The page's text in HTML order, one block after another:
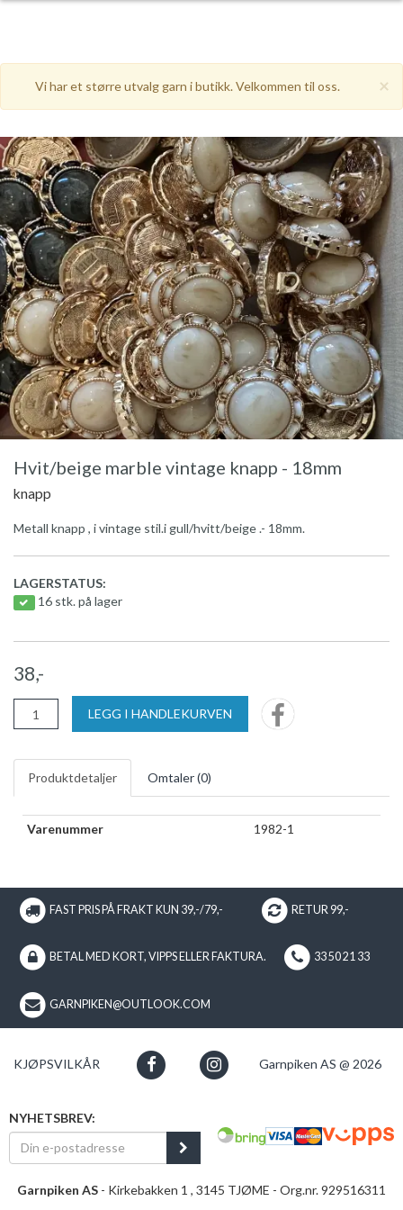
×
Vi har et større utvalg garn i butikk. Velkommen til oss.
Hvit/beige marble vintage knapp - 18mm
knapp
Metall knapp , i vintage stil.i gull/hvitt/beige .- 18mm.
LAGERSTATUS:
16 stk. på lager
38,-
LEGG I HANDLEKURVEN
Produktdetaljer Omtaler (0)
Varenummer 1982-1
FAST PRIS PÅ FRAKT KUN 39,-/79,- RETUR 99,-
BETAL MED KORT, VIPPS ELLER FAKTURA. 33 50 21 33
GARNPIKEN@OUTLOOK.COM
KJØPSVILKÅR Garnpiken AS @ 2026
NYHETSBREV:
Garnpiken AS - Kirkebakken 1 , 3145 TJØME - Org.nr. 929516311